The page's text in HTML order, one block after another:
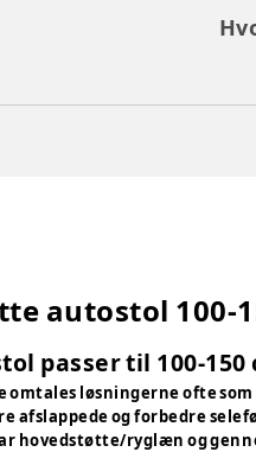
autostol 100-
passer til 100-
omtales løsningerne ofte
afslappede og forbedre
hovedstøtte/ryglæn og